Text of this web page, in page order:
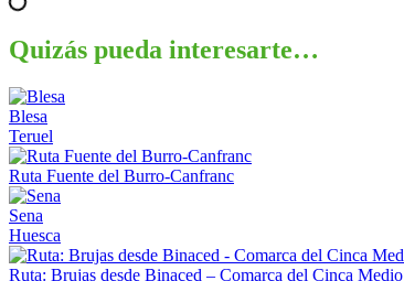
Quizás pueda interesarte…
Blesa
Teruel
Ruta Fuente del Burro-Canfranc
Sena
Huesca
Ruta: Brujas desde Binaced – Comarca del Cinca Medio